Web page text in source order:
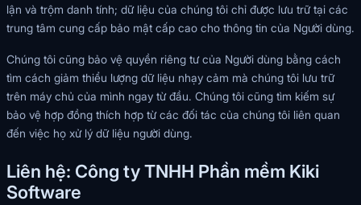
lận và trộm danh tính; dữ liệu của chúng tôi chỉ được lưu trữ tại các
trung tâm cung cấp bảo mật cấp cao cho thông tin của Người dùng.
Chúng tôi cũng bảo vệ quyền riêng tư của Người dùng bằng cách
tìm cách giảm thiểu lượng dữ liệu nhạy cảm mà chúng tôi lưu trữ
trên máy chủ của mình ngay từ đầu. Chúng tôi cũng tìm kiếm sự
bảo vệ hợp đồng thích hợp từ các đối tác của chúng tôi liên quan
đến việc họ xử lý dữ liệu người dùng.
Liên hệ: Công ty TNHH Phần mềm Kiki
Software